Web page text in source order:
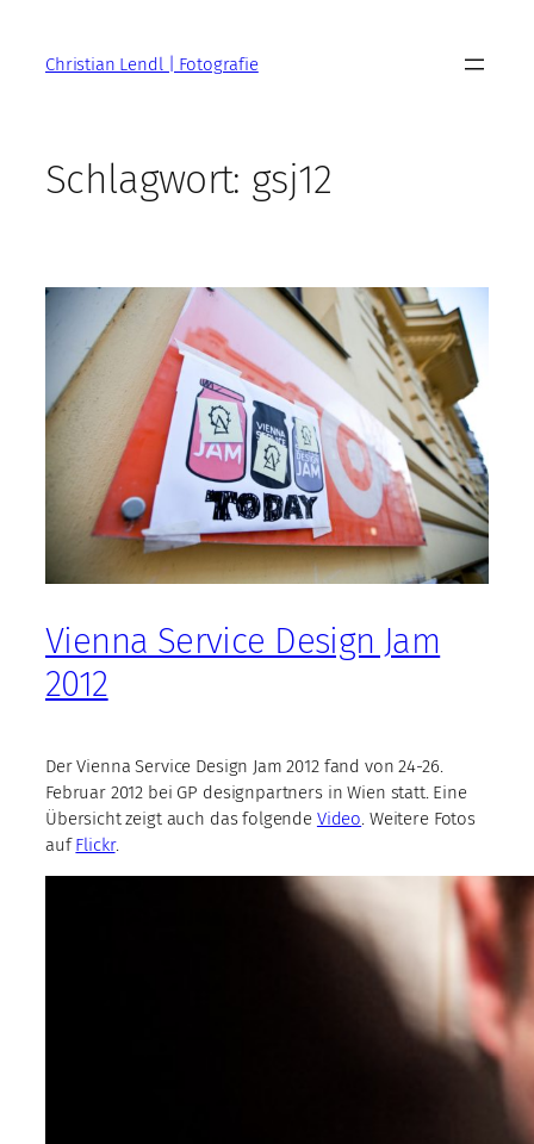
springenChristian Lendl | Fotografie
Schlagwort: gsj12
Vienna Service Design Jam
2012
Der Vienna Service Design Jam 2012 fand von 24-26.
Februar 2012 bei GP designpartners in Wien statt. Eine
Übersicht zeigt auch das folgende Video. Weitere Fotos
aufFlickr.